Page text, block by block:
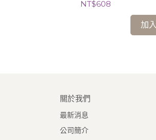
NT$608
加
關於我們
最新消息
公司簡介